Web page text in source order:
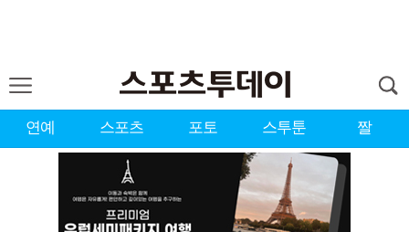
연예 스포츠 포토 스투툰 짤